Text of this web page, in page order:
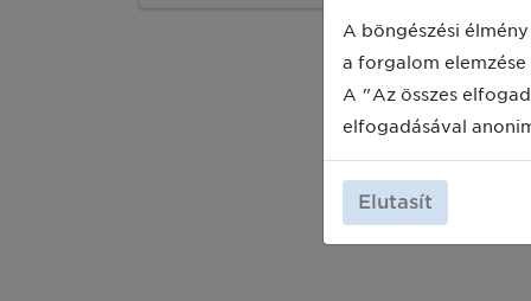
sorozatunkat, melyek tanácsot adnak
megtenni a szükséges lépéseket.
A böngészési
a forgalom
A "Az összes
elfogadásával
Elutasít